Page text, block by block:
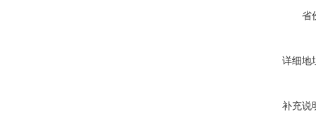
省
详细地
补充说